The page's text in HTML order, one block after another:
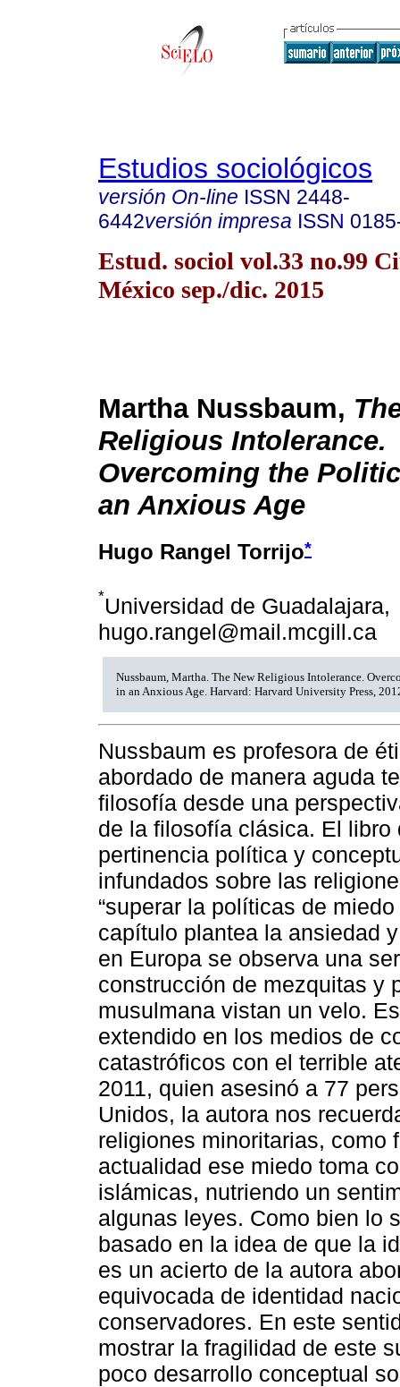
Estudios sociológicos
versión On-line ISSN 2448-
6442versión impresa ISSN
Estud. sociol vol.33 no.99
México sep./dic. 2015
Martha Nussbaum,
Religious Intolerance.
Overcoming the
an Anxious Age
Hugo Rangel Torrijo*
*Universidad de Guadalajara,
hugo.rangel@mail.mcgill.ca
Nussbaum, Martha. The New Religious Intolerance.
in an Anxious Age. Harvard: Harvard University Press,
Nussbaum es profesora de
abordado de manera aguda
filosofía desde una
de la filosofía clásica. El
pertinencia política y
infundados sobre las
“superar la políticas de
capítulo plantea la ansiedad
en Europa se observa una
construcción de mezquitas y
musulmana vistan un velo.
extendido en los medios de
catastróficos con el terrible
2011, quien asesinó a 77
Unidos, la autora nos
religiones minoritarias, como
actualidad ese miedo toma
islámicas, nutriendo un
algunas leyes. Como bien lo
basado en la idea de que la
es un acierto de la autora
equivocada de identidad
conservadores. En este
mostrar la fragilidad de este
poco desarrollo conceptual